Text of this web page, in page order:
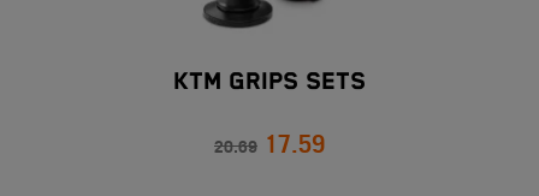
KTM GRIPS SETS
20.69 17.59